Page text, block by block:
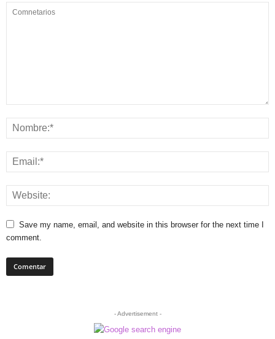
Save my name, email, and website in this browser for the next time I
comment.
- Advertisement -